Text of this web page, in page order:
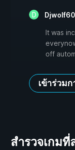
It was
off
เข้าร่วม
สำรวจเกม